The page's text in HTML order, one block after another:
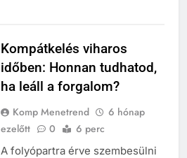
Kompátkelés viharos
időben: Honnan tudhatod,
ha leáll a forgalom?
Komp Menetrend
6 hónap
ezelőtt
0 6 perc
A folyópartra érve szembesülni